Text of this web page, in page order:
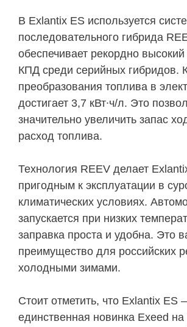
В Exlantix ES используется
последовательного гибрида
обеспечивает рекордно
КПД среди серийных гибридов.
преобразования топлива в
достигает 3,7 кВт∙ч/л. Это
значительно увеличить запас
расход топлива.
Технология REEV делает
пригодным к эксплуатации в
климатических условиях.
запускается при низких
заправка проста и удобна. Это
преимущество для российских
холодными зимами.
Стоит отметить, что Exlantix ES
единственная новинка Exeed на